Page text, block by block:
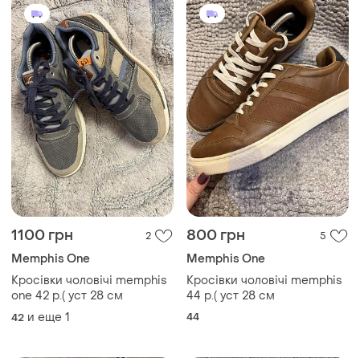
1100 грн 2
Memphis One
Кросівки чоловічі memphis
one 42 р.( уст 28 см
42 и еще 1
800 грн 5
Memphis One
Кросівки чоловічі memphis
44 р.( уст 28 см
44